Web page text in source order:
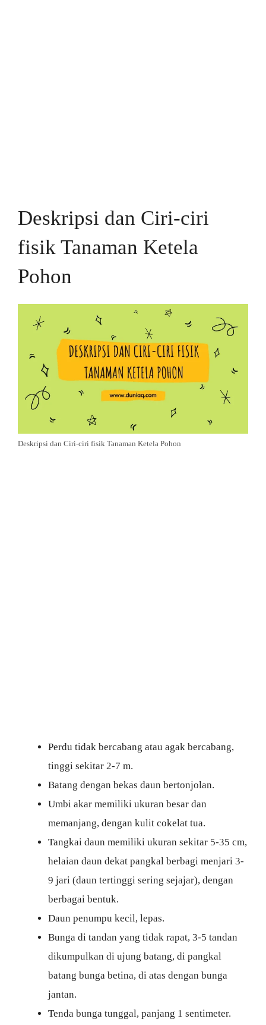
Deskripsi dan Ciri-ciri
fisik Tanaman Ketela
Pohon
Deskripsi dan Ciri-ciri fisik Tanaman Ketela Pohon
Perdu tidak bercabang atau agak bercabang,
tinggi sekitar 2-7 m.
Batang dengan bekas daun bertonjolan.
Umbi akar memiliki ukuran besar dan
memanjang, dengan kulit cokelat tua.
Tangkai daun memiliki ukuran sekitar 5-35 cm,
helaian daun dekat pangkal berbagi menjari 3-
9 jari (daun tertinggi sering sejajar), dengan
berbagai bentuk.
Daun penumpu kecil, lepas.
Bunga di tandan yang tidak rapat, 3-5 tandan
dikumpulkan di ujung batang, di pangkal
batang bunga betina, di atas dengan bunga
jantan.
Tenda bunga tunggal, panjang 1 sentimeter.